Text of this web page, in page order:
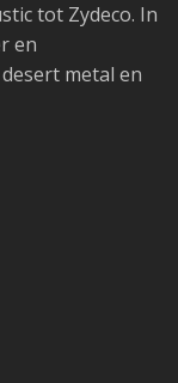
tot Zydeco. In
en
metal en